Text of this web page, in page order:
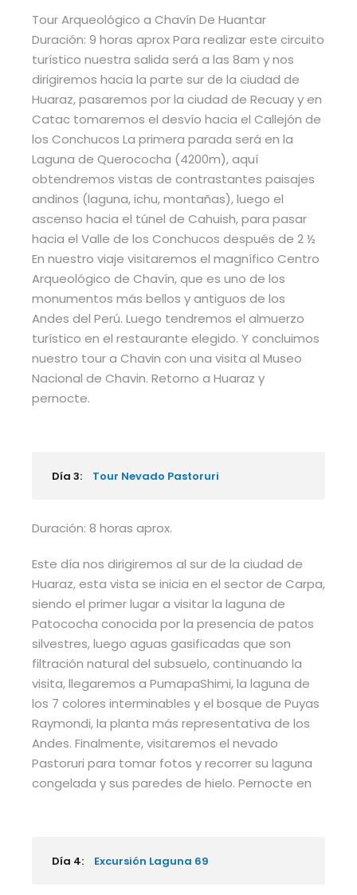
Tour Arqueológico a Chavín De Huantar
Duración: 9 horas aprox Para realizar este circuito
turístico nuestra salida será a las 8am y nos
dirigiremos hacia la parte sur de la ciudad de
Huaraz, pasaremos por la ciudad de Recuay y en
Catac tomaremos el desvío hacia el Callejón de
los Conchucos La primera parada será en la
Laguna de Querococha (4200m), aquí
obtendremos vistas de contrastantes paisajes
andinos (laguna, ichu, montañas), luego el
ascenso hacia el túnel de Cahuish, para pasar
hacia el Valle de los Conchucos después de 2 ½
En nuestro viaje visitaremos el magnífico Centro
Arqueológico de Chavín, que es uno de los
monumentos más bellos y antiguos de los
Andes del Perú. Luego tendremos el almuerzo
turístico en el restaurante elegido. Y concluimos
nuestro tour a Chavin con una visita al Museo
Nacional de Chavin. Retorno a Huaraz y
pernocte.
Día 3: Tour Nevado Pastoruri
Duración: 8 horas aprox.
Este día nos dirigiremos al sur de la ciudad de
Huaraz, esta vista se inicia en el sector de Carpa,
siendo el primer lugar a visitar la laguna de
Patococha conocida por la presencia de patos
silvestres, luego aguas gasificadas que son
filtración natural del subsuelo, continuando la
visita, llegaremos a PumapaShimi, la laguna de
los 7 colores interminables y el bosque de Puyas
Raymondi, la planta más representativa de los
Andes. Finalmente, visitaremos el nevado
Pastoruri para tomar fotos y recorrer su laguna
congelada y sus paredes de hielo. Pernocte en
Día 4: Excursión Laguna 69